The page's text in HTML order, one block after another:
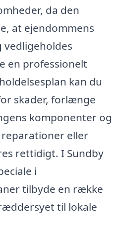
da den
at ejendommens
en professionelt
kan du
skader, forlænge
komponenter og
eller
rettidigt. I Sundby
i
tilbyde en række
til lokale